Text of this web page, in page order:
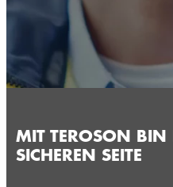
MIT TEROSON BIN
SICHEREN SEITE